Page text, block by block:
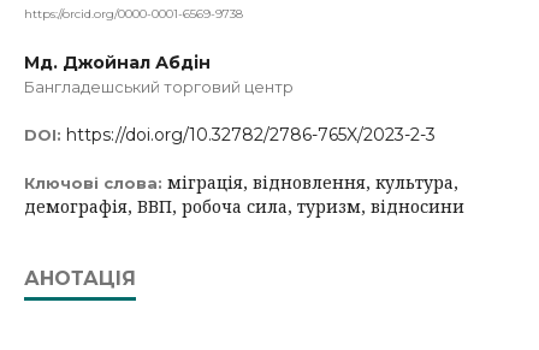
https://orcid.org/0000-0001-6569-9738
Мд. Джойнал Абдін
Бангладешський торговий центр
DOI: https://doi.org/10.32782/2786-765X/2023-2-3
Ключові слова: міграція, відновлення, культура,
демографія, ВВП, робоча сила, туризм, відносини
АНОТАЦІЯ